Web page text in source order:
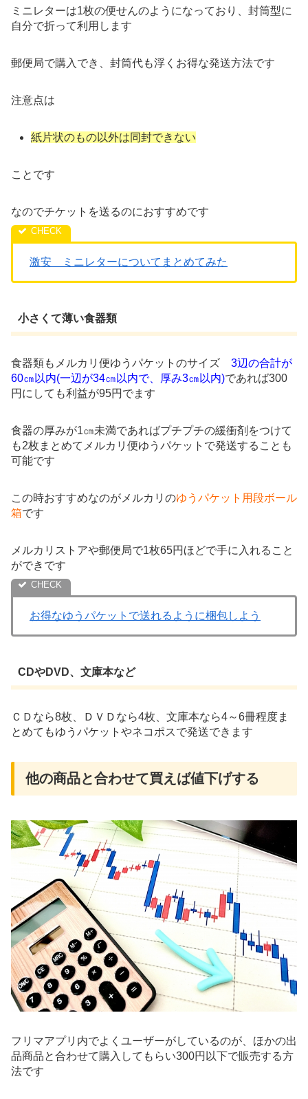
ミニレターは1枚の便せんのようになっており、封筒型に
自分で折って利用します
郵便局で購入でき、封筒代も浮くお得な発送方法です
注意点は
紙片状のもの以外は同封できない
ことです
なのでチケットを送るのにおすすめです
激安 ミニレターについてまとめてみた
小さくて薄い食器類
食器類もメルカリ便ゆうパケットのサイズ 3辺の合計が
60㎝以内(一辺が34㎝以内で、厚み3㎝以内)であれば300
円にしても利益が95円でます
食器の厚みが1㎝未満であればプチプチの緩衝剤をつけて
も2枚まとめてメルカリ便ゆうパケットで発送することも
可能です
この時おすすめなのがメルカリのゆうパケット用段ボール
箱です
メルカリストアや郵便局で1枚65円ほどで手に入れること
ができです
お得なゆうパケットで送れるように梱包しよう
CDやDVD、文庫本など
ＣＤなら8枚、ＤＶＤなら4枚、文庫本なら4～6冊程度ま
とめてもゆうパケットやネコポスで発送できます
他の商品と合わせて買えば値下げする
フリマアプリ内でよくユーザーがしているのが、ほかの出
品商品と合わせて購入してもらい300円以下で販売する方
法です